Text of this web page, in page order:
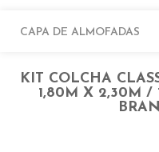
CAPA DE ALMOFADAS
KIT COLCHA
1,80M X 2,30M /